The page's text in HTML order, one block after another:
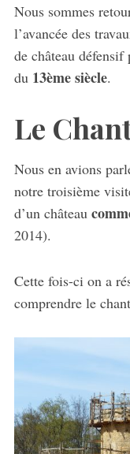
Nous sommes
l’avancée des
de château
du 13ème siècle.
Le
Nous en avions
notre troisième
d’un château
2014).
Cette fois-ci on a
comprendre le